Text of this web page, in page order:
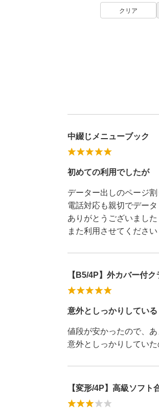
中綴じメニューブック
初めての利用でしたが
データー出しのページ
電話対応も親切でデー
ありがとうございました
また利用させてください
【B5/4P】外カバー付
意外としっかりしている
値段が安かったので、
意外としっかりしていた
【変形/4P】高級ソフト